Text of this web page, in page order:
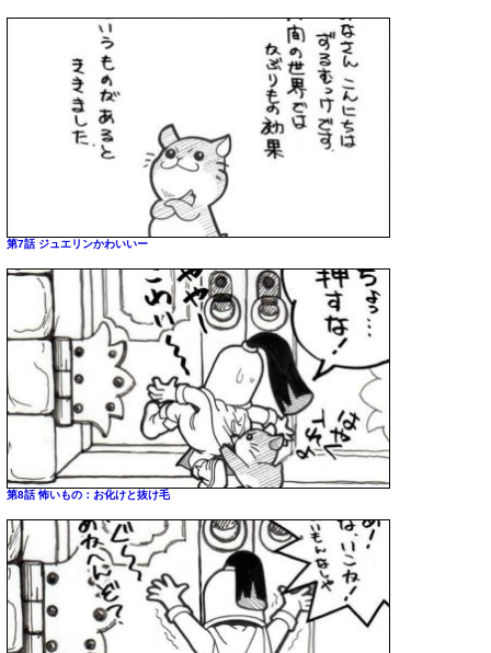
第7話 ジュエリンかわいいー
第8話 怖いもの：お化けと抜け毛